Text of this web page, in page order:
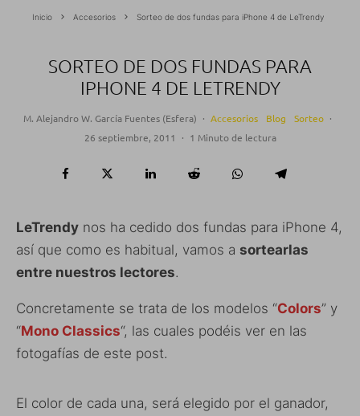
Inicio Accesorios Sorteo de dos fundas para iPhone 4 de LeTrendy
SORTEO DE DOS FUNDAS PARA
IPHONE 4 DE LETRENDY
M. Alejandro W. García Fuentes (Esfera) · Accesorios Blog Sorteo ·
26 septiembre, 2011
· 1 Minuto de lectura
LeTrendy nos ha cedido dos fundas para iPhone 4,
así que como es habitual, vamos a sortearlas
entre nuestros lectores.
Concretamente se trata de los modelos “Colors” y
“Mono Classics“, las cuales podéis ver en las
fotogafías de este post.
El color de cada una, será elegido por el ganador,